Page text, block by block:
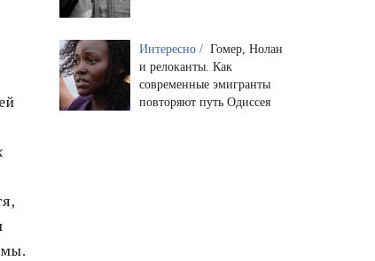
Интересно / Гомер, Нолан
и релоканты. Как
современные эмигранты
повторяют путь Одиссея